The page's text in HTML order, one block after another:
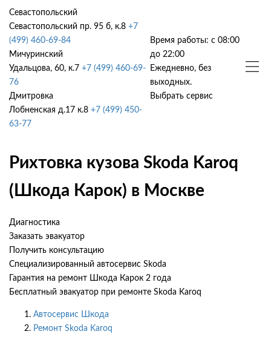
Севастопольский
Севастопольский пр. 95 б, к.8 +7
(499) 460-69-84
Мичуринский
Удальцова, 60, к.7 +7 (499) 460-69-
76
Дмитровка
Лобненская д.17 к.8 +7 (499) 450-
63-77
Время работы: с 08:00
до 22:00
Ежедневно, без
выходных.
Выбрать сервис
Рихтовка кузова Skoda Karoq
(Шкода Карок) в Москве
Диагностика
Заказать эвакуатор
Получить консультацию
Специализированный автосервис Skoda
Гарантия на ремонт Шкода Карок 2 года
Бесплатный эвакуатор при ремонте Skoda Karoq
Автосервис Шкода
Ремонт Skoda Karoq